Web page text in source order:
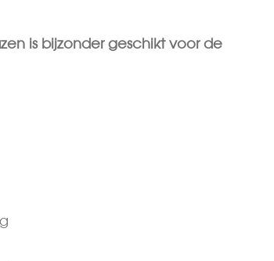
is bijzonder geschikt voor de